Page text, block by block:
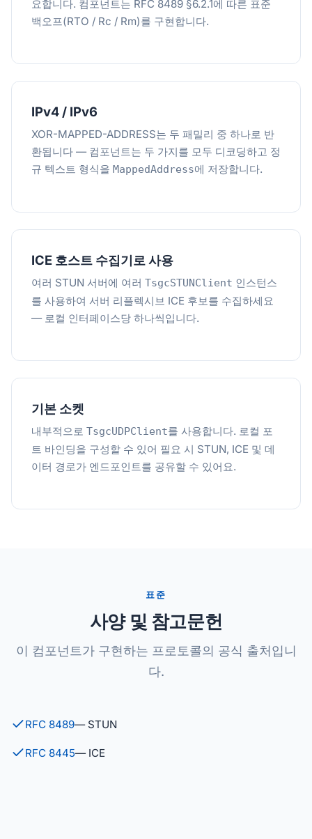
요합니다. 컴포넌트는 RFC 8489 §6.2.1에 따른 표준
백오프(RTO / Rc / Rm)를 구현합니다.
IPv4 / IPv6
XOR-MAPPED-ADDRESS는 두 패밀리 중 하나로 반
환됩니다 — 컴포넌트는 두 가지를 모두 디코딩하고 정
규 텍스트 형식을 MappedAddress에 저장합니다.
ICE 호스트 수집기로 사용
여러 STUN 서버에 여러 TsgcSTUNClient 인스턴스
를 사용하여 서버 리플렉시브 ICE 후보를 수집하세요
— 로컬 인터페이스당 하나씩입니다.
기본 소켓
내부적으로 TsgcUDPClient를 사용합니다. 로컬 포
트 바인딩을 구성할 수 있어 필요 시 STUN, ICE 및 데
이터 경로가 엔드포인트를 공유할 수 있어요.
표준
사양 및 참고문헌
이 컴포넌트가 구현하는 프로토콜의 공식 출처입니
다.
RFC 8489— STUN
RFC 8445— ICE